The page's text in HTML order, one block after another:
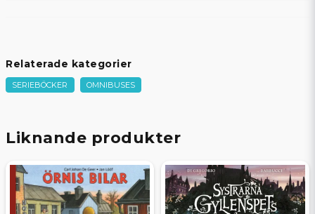
Relaterade kategorier
SERIEBÖCKER OMNIBUSES
Liknande produkter